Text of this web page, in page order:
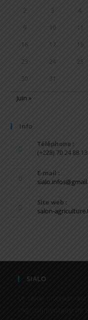
2 3 4
9 10 11
16 17 18
23 24 25
30 31
Juin »
Info
Téléphone :
(+228) 70 24 88 13
E-mail :
Site web :
salon-
SIALO